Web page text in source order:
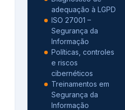
adequação à LGPD
ISO 27001 –
Segurança da
Informação
Políticas, controles
e riscos
cibernéticos
Treinamentos em
Segurança da
Informação